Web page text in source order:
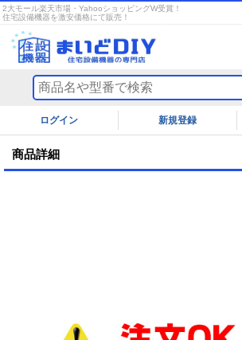
2大モール楽天市場・YahooショッピングW受賞！
住宅設備機器を激安価格にて販売！
ログイン
商品詳細